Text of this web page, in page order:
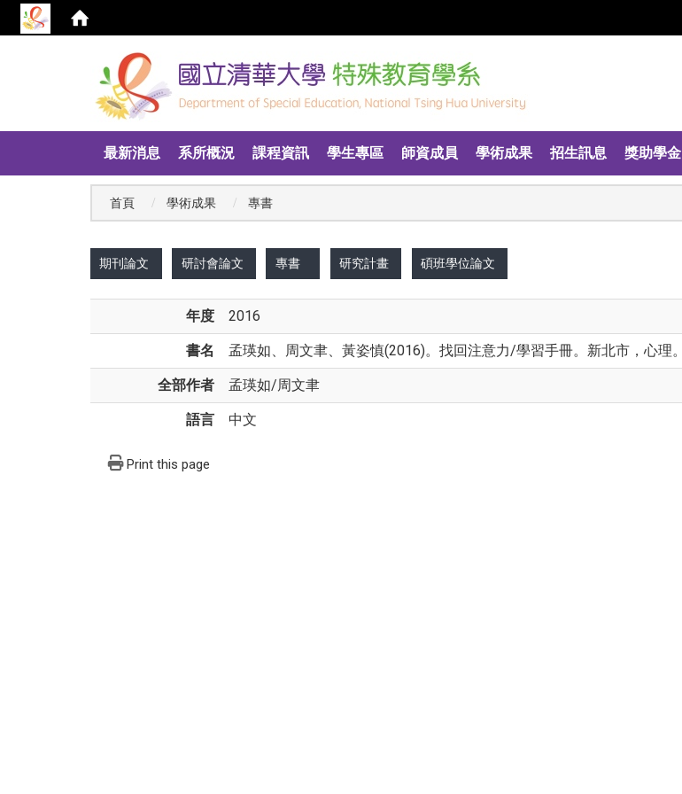
最新消息 系所概況 課程資訊 學生專區 師資成員 學術成果 招生訊息 獎助學金
首頁 學術成果 專書
期刊論文 研討會論文 專書 研究計畫 碩班學位論文
年度 2016
書名 孟瑛如、周文聿、黃姿慎(2016)。找回注意力/學習手冊。新北市，心理。
全部作者 孟瑛如/周文聿
語言 中文
Print this page